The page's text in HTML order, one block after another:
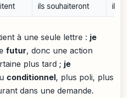
ils souhaiteront ils
à une seule lettre : je
futur, donc une action
plus tard ; je
conditionnel, plus poli, plus
dans une demande.